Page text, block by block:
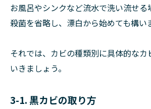
お風呂やシンクなど流水で洗い流せる
殺菌を省略し、漂白から始めても構い
それでは、カビの種類別に具体的なカ
いきましょう。
3-1. 黒カビの取り方